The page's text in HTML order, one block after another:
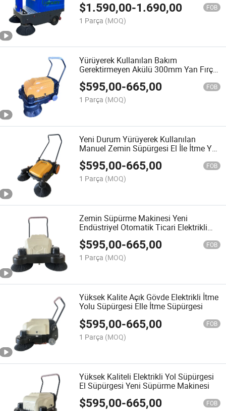
Yol Süpürgesi
$1.590,00-1.690,00 FOB
1 Parça (MOQ)
Yürüyerek Kullanılan Bakım
Gerektirmeyen Akülü 300mm Yan Fırça
Elle İtme Manuel Beton Zemin
Süpürgesi
$595,00-665,00 FOB
1 Parça (MOQ)
Yeni Durum Yürüyerek Kullanılan
Manuel Zemin Süpürgesi El İle İtme Yol
Süpürgesi Vakum Elektrikli Temizlik
Aracı
$595,00-665,00 FOB
1 Parça (MOQ)
Zemin Süpürme Makinesi Yeni
Endüstriyel Otomatik Ticari Elektrikli
Fırça Motorlu Scrubber Dryer Oteller
için Alışveriş Merkezleri
$595,00-665,00 FOB
1 Parça (MOQ)
Yüksek Kalite Açık Gövde Elektrikli İtme
Yolu Süpürgesi Elle İtme Süpürgesi
$595,00-665,00 FOB
1 Parça (MOQ)
Yüksek Kaliteli Elektrikli Yol Süpürgesi
El Süpürgesi Yeni Süpürme Makinesi
$595,00-665,00 FOB